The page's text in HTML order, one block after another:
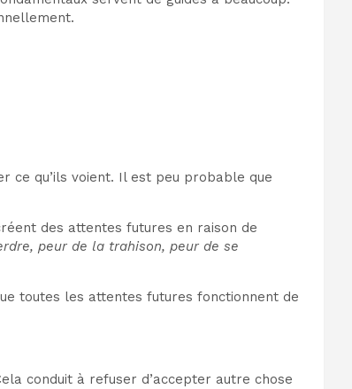
ce qu’ils voient. Il est peu probable que
des attentes futures en raison de
peur de la trahison, peur de se
toutes les attentes futures fonctionnent de
conduit à refuser d’accepter autre chose